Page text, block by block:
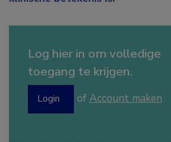
Log hier in om volledige
toegang te krijgen.
Login of Account maken